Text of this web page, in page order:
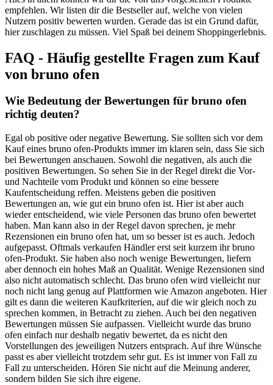
empfehlen. Wir listen dir die Bestseller auf, welche von vielen
Nutzern positiv bewerten wurden. Gerade das ist ein Grund dafür,
hier zuschlagen zu müssen. Viel Spaß bei deinem Shoppingerlebnis.
FAQ - Häufig gestellte Fragen zum Kauf
von bruno ofen
Wie Bedeutung der Bewertungen für bruno ofen
richtig deuten?
Egal ob positive oder negative Bewertung. Sie sollten sich vor dem
Kauf eines bruno ofen-Produkts immer im klaren sein, dass Sie sich
bei Bewertungen anschauen. Sowohl die negativen, als auch die
positiven Bewertungen. So sehen Sie in der Regel direkt die Vor-
und Nachteile vom Produkt und können so eine bessere
Kaufentscheidung reffen. Meistens geben die positiven
Bewertungen an, wie gut ein bruno ofen ist. Hier ist aber auch
wieder entscheidend, wie viele Personen das bruno ofen bewertet
haben. Man kann also in der Regel davon sprechen, je mehr
Rezensionen ein bruno ofen hat, um so besser ist es auch. Jedoch
aufgepasst. Oftmals verkaufen Händler erst seit kurzem ihr bruno
ofen-Produkt. Sie haben also noch wenige Bewertungen, liefern
aber dennoch ein hohes Maß an Qualität. Wenige Rezensionen sind
also nicht automatisch schlecht. Das bruno ofen wird vielleicht nur
noch nicht lang genug auf Plattformen wie Amazon angeboten. Hier
gilt es dann die weiteren Kaufkriterien, auf die wir gleich noch zu
sprechen kommen, in Betracht zu ziehen. Auch bei den negativen
Bewertungen müssen Sie aufpassen. Vielleicht wurde das bruno
ofen einfach nur deshalb negativ bewertet, da es nicht den
Vorstellungen des jeweiligen Nutzers entsprach. Auf ihre Wünsche
passt es aber vielleicht trotzdem sehr gut. Es ist immer von Fall zu
Fall zu unterscheiden. Hören Sie nicht auf die Meinung anderer,
sondern bilden Sie sich ihre eigene.